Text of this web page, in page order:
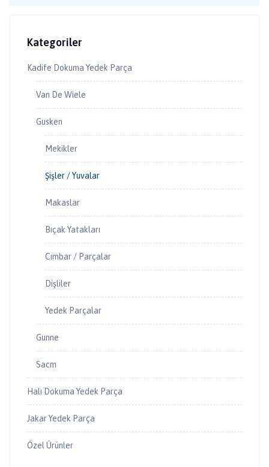
Kategoriler
Kadife Dokuma Yedek Parça
Van De Wiele
Gusken
Mekikler
Şişler / Yuvalar
Makaslar
Bıçak Yatakları
Cımbar / Parçalar
Dişliler
Yedek Parçalar
Gunne
Sacm
Halı Dokuma Yedek Parça
Jakar Yedek Parça
Özel Ürünler